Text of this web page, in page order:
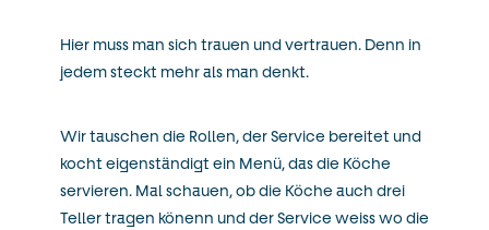
Hier muss man sich trauen und vertrauen. Denn in
jedem steckt mehr als man denkt.
Wir tauschen die Rollen, der Service bereitet und
kocht eigenständigt ein Menü, das die Köche
servieren. Mal schauen, ob die Köche auch drei
Teller tragen könenn und der Service weiss wo die